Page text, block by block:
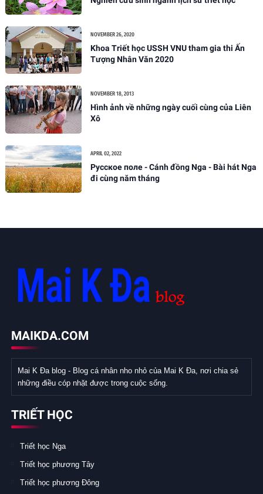
NOVEMBER 26, 2020
Khoa Triết học USSH VNU tham gia thi Ấn
Tượng Nhân Văn 2020
NOVEMBER 18, 2013
Hình ảnh về những ngày cuối cùng của Liên
Xô
APRIL 02, 2022
Русское поле - Cánh đồng Nga - Bài hát Nga
đi cùng năm tháng
MAIKDA.COM
Mai K Đa blog - Blog cá nhân nho nhỏ của Mai K Đa, nơi chia sẻ
những điều cóp nhặt được trong cuộc sống.
TRIẾT HỌC
Triết học Nga
Triết học phương Tây
Triết học phương Đông